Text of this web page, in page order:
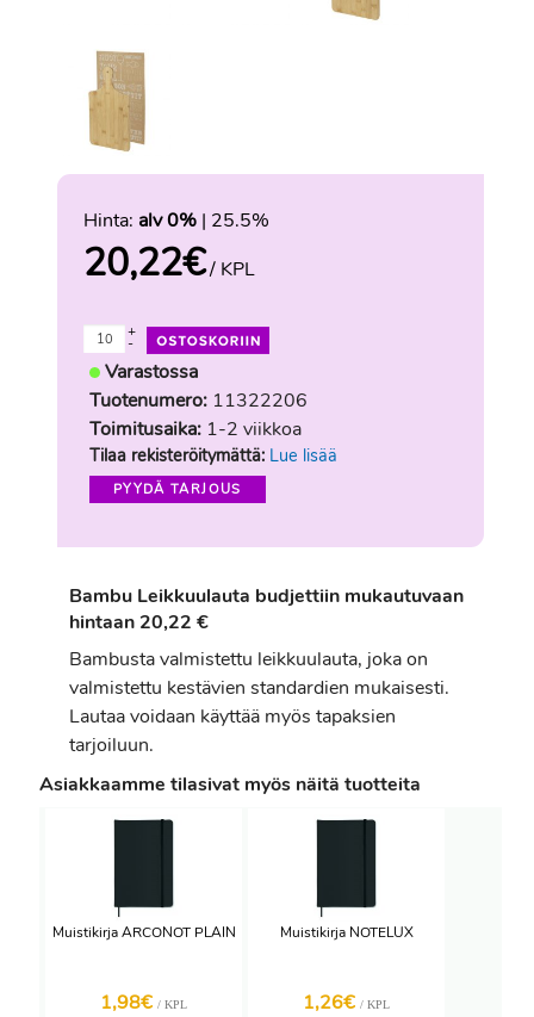
Hinta: alv 0% | 25.5%
20,22€/ KPL
-
+
Varastossa
Tuotenumero: 11322206
Toimitusaika: 1-2 viikkoa
Tilaa rekisteröitymättä: Lue lisää
PYYDÄ TARJOUS
Bambu Leikkuulauta budjettiin mukautuvaan
hintaan 20,22 €
Bambusta valmistettu leikkuulauta, joka on
valmistettu kestävien standardien mukaisesti.
Lautaa voidaan käyttää myös tapaksien
tarjoiluun.
Asiakkaamme tilasivat myös näitä tuotteita
Muistikirja ARCONOT PLAIN
1,98€ / KPL
Muistikirja NOTELUX
1,26€ / KPL